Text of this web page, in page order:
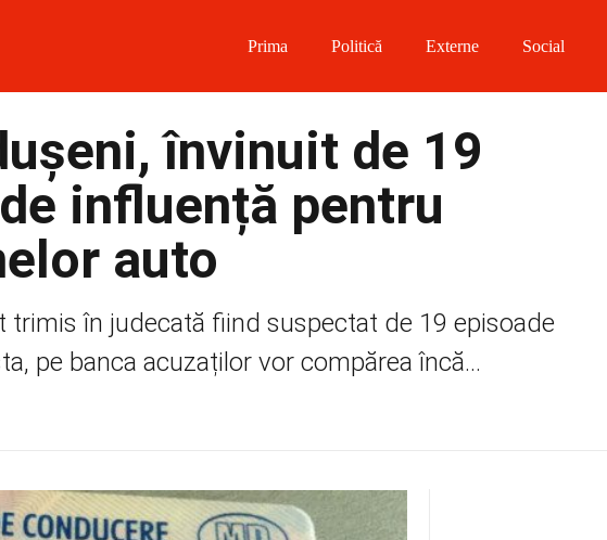
Prima Politică Externe Social
învinuit de 19
influență pentru
auto
în judecată fiind suspectat de 19 episoade
pe banca acuzaților vor compărea încă...